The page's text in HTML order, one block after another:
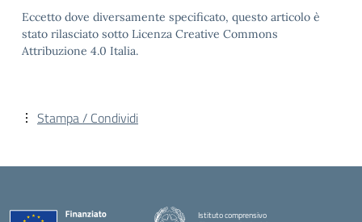
Eccetto dove diversamente specificato, questo articolo è
stato rilasciato sotto Licenza Creative Commons
Attribuzione 4.0 Italia.
Stampa / Condividi
Istituto comprensivo